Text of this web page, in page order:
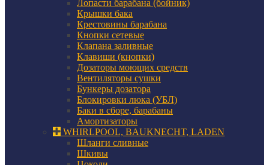
Лопасти барабана (бойник)
Крышки бака
Крестовины барабана
Кнопки сетевые
Клапана заливные
Клавиши (кнопки)
Дозаторы моющих средств
Вентиляторы сушки
Бункеры дозатора
Блокировки люка (УБЛ)
Баки в сборе, барабаны
Амортизаторы
WHIRLPOOL, BAUKNECHT, LADEN
Шланги сливные
Шкивы